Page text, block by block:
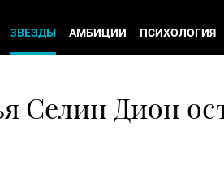
ЗВЕЗДЫ АМБИЦИИ ПСИХОЛОГИЯ
Селин Дион